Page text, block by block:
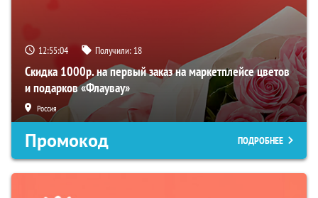
12:55:03 Получили: 18
Скидка 1000р. на первый заказ на маркетплейсе цветов
и подарков «Флаувау»
Россия
Промокод ПОДРОБНЕЕ